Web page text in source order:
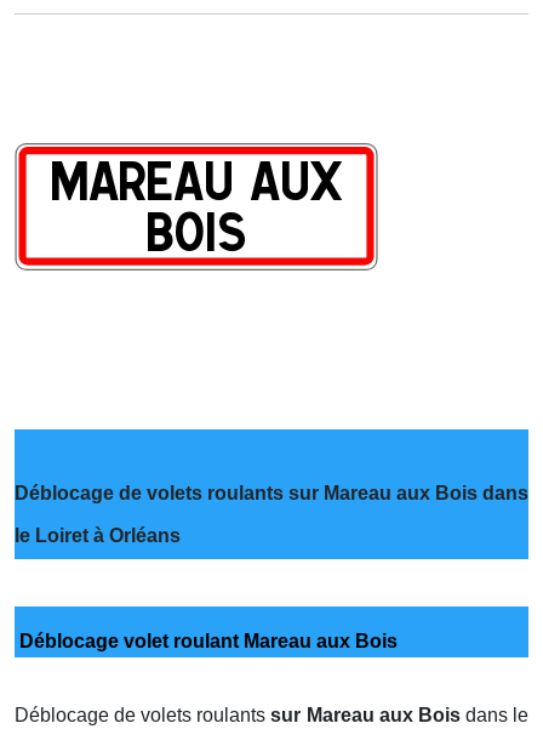
Déblocage de volets roulants sur Mareau aux Bois dans
le Loiret à Orléans
Déblocage volet roulant Mareau aux Bois
Déblocage de volets roulantssur Mareau aux Bois dans le